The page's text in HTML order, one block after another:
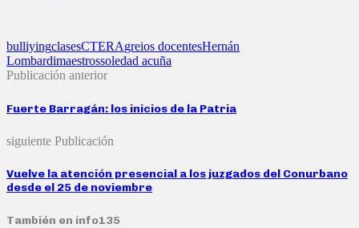
bulliyingclasesCTERAgreios docentesHernán
Lombardimaestrossoledad acuña
Publicación anterior
Fuerte Barragán: los inicios de la Patria
siguiente Publicación
Vuelve la atención presencial a los juzgados del Conurbano
desde el 25 de noviembre
También en info135